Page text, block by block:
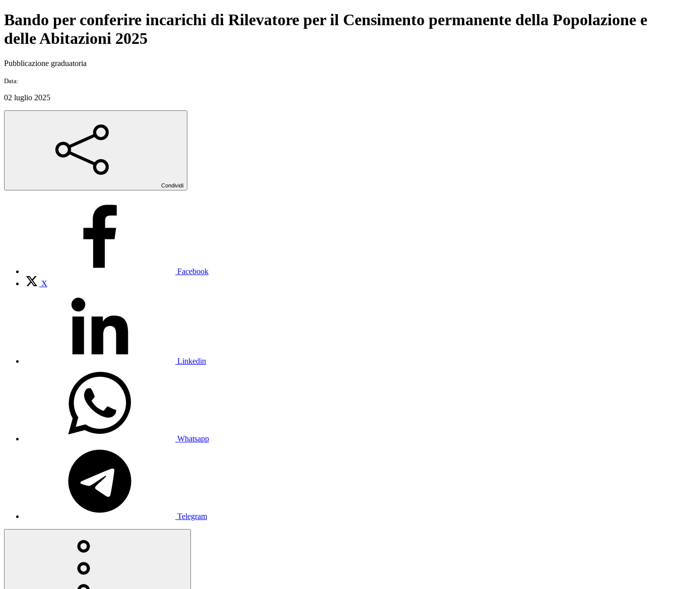
Bando per conferire incarichi di Rilevatore per il Censimento permanente della Popolazione e
delle Abitazioni 2025
Pubblicazione graduatoria
Data:
02 luglio 2025
Condividi
Facebook
X
Linkedin
Whatsapp
Telegram